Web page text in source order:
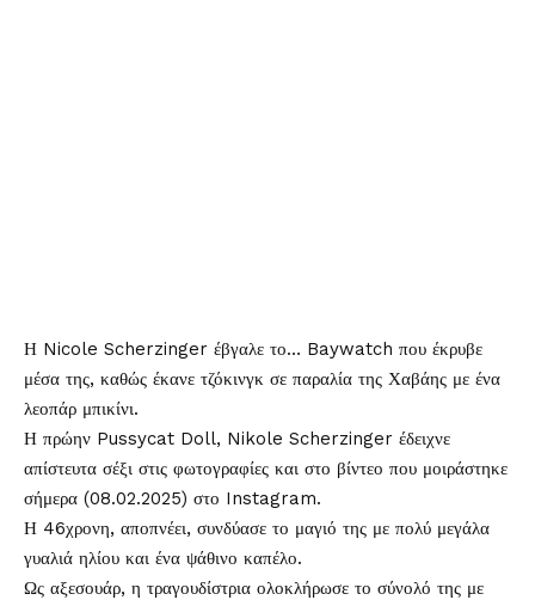
Η Nicole Scherzinger έβγαλε το… Baywatch που έκρυβε
μέσα της, καθώς έκανε τζόκινγκ σε παραλία της Χαβάης με ένα
λεοπάρ μπικίνι.
Η πρώην Pussycat Doll, Nikole Scherzinger έδειχνε
απίστευτα σέξι στις φωτογραφίες και στο βίντεο που μοιράστηκε
σήμερα (08.02.2025) στο Instagram.
Η 46χρονη, αποπνέει, συνδύασε το μαγιό της με πολύ μεγάλα
γυαλιά ηλίου και ένα ψάθινο καπέλο.
Ως αξεσουάρ, η τραγουδίστρια ολοκλήρωσε το σύνολό της με